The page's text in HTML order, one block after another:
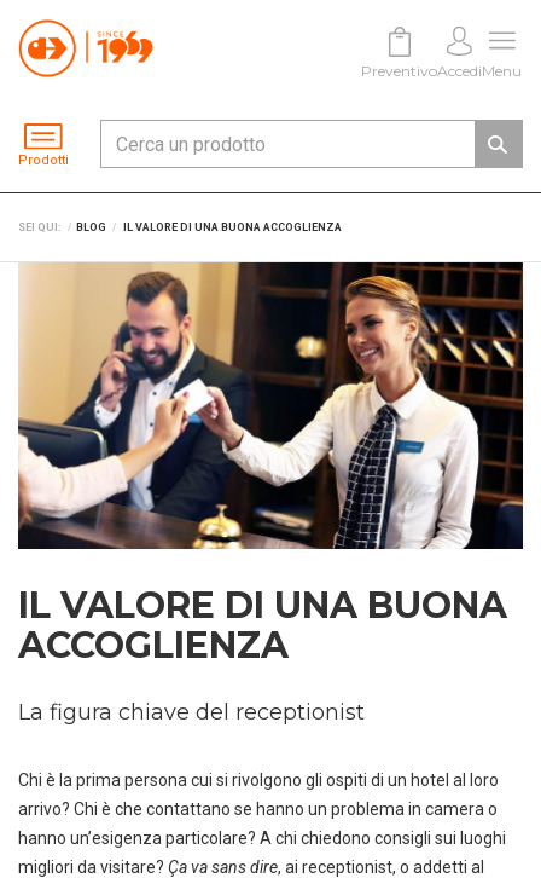
Prodotti
PreventivoAccediMenu
SEI QUI: BLOG IL VALORE DI UNA BUONA ACCOGLIENZA
IL VALORE DI UNA BUONA
ACCOGLIENZA
La figura chiave del receptionist
Chi è la prima persona cui si rivolgono gli ospiti di un hotel al loro
arrivo? Chi è che contattano se hanno un problema in camera o
hanno un’esigenza particolare? A chi chiedono consigli sui luoghi
migliori da visitare? Ça va sans dire, ai receptionist, o addetti al